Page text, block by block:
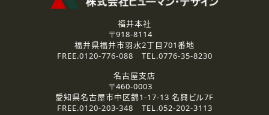
なお、ご連絡手段は、電話・Ｅメールのいずれかの方法とい
2.個人情報の第三者提供
ご提供いただいた個人情報は、法令等の規定に従う場合を除き、
3.個人情報の取り扱いの委託
弊社の定める個人情報保護の評価基準を満たした委託先に、個
人情報を委託する場合があります。
福井本社
〒918-8114
福井県福井市羽水2丁目701番地
FREE.0120-776-088 TEL.0776-35-8230
名古屋支店
〒460-0003
愛知県名古屋市中区錦1-17-13 名興ビル7F
FREE.0120-203-348 TEL.052-202-3113